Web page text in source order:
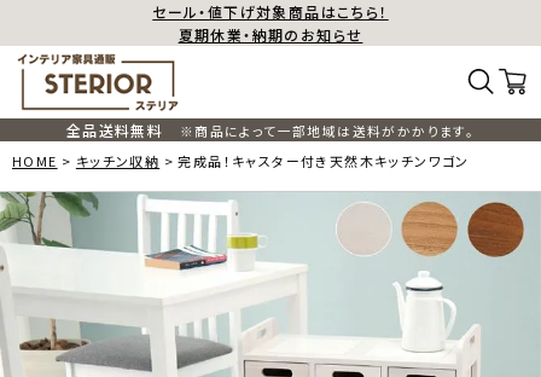
セール・値下げ対象商品はこちら！
夏期休業・納期のお知らせ
全品送料無料
※商品によって一部地域は送料がかかります。
HOME
キッチン収納 完成品！キャスター付き天然木キッチンワゴン